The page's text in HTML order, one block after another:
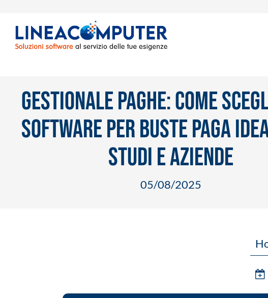
Gestionale paghe: come
software per buste paga
Studi e Aziende
05/08/2025